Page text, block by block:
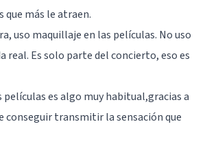
que más le atraen.
uso maquillaje en las películas. No uso
real. Es solo parte del concierto, eso es
películas es algo muy habitual,gracias a
conseguir transmitir la sensación que